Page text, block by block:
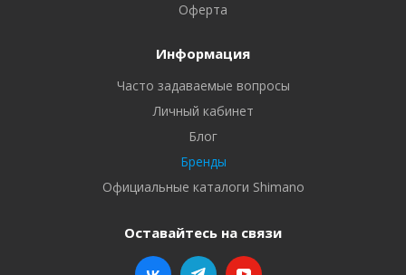
Оферта
Информация
Часто задаваемые вопросы
Личный кабинет
Блог
Бренды
Официальные каталоги Shimano
Оставайтесь на связи